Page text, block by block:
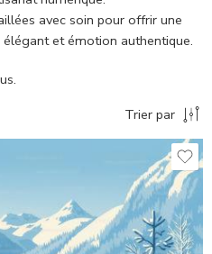
avec soin pour offrir une
et émotion authentique.
Trier par